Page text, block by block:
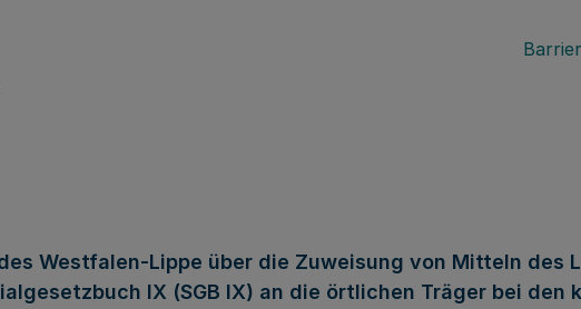
Westfalen-Lippe über die Zuweisung von Mitteln des
IX (SGB IX) an die örtlichen Träger bei